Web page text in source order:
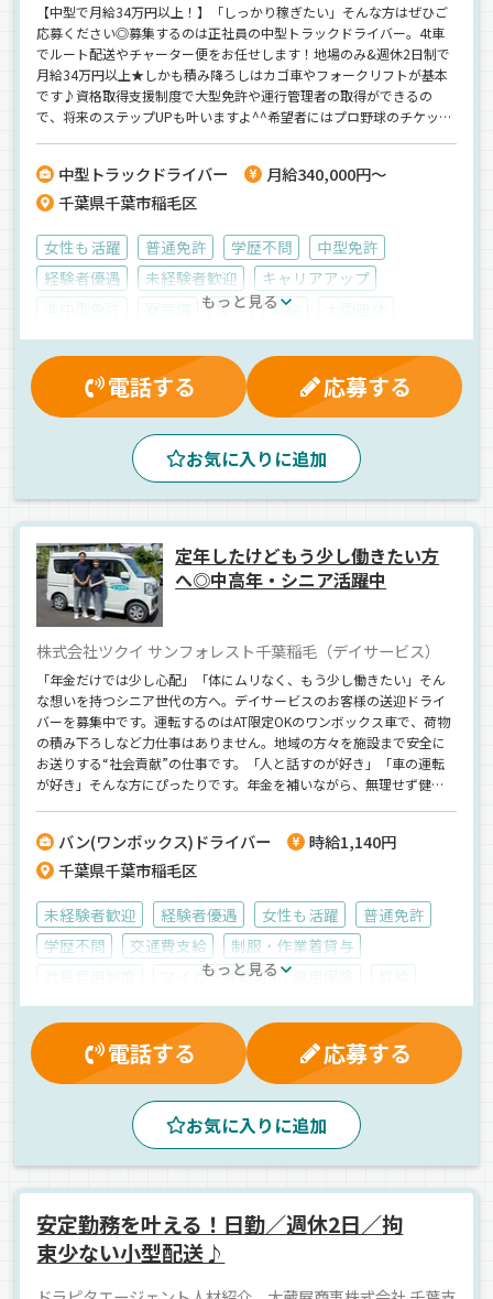
【中型で月給34万円以上！】「しっかり稼ぎたい」そんな方はぜひご
応募ください◎募集するのは正社員の中型トラックドライバー。4t車
でルート配送やチャーター便をお任せします！地場のみ&週休2日制で
月給34万円以上★しかも積み降ろしはカゴ車やフォークリフトが基本
です♪資格取得支援制度で大型免許や運行管理者の取得ができるの
で、将来のステップUPも叶いますよ^^希望者にはプロ野球のチケット
中型トラックドライバー
月給340,000円～
千葉県千葉市稲毛区
女性も活躍 普通免許 学歴不問
中型免許
経験者優遇
未経験者歓迎
キャリアアップ
賞与 昇給
資格取得制度
厚生年金 有給休暇
健康保険
雇用保険
制服・作業着貸与
労災保険
マイカー通勤可
能率評価 再雇用制度 夕方
早朝 地場 パワーゲート
新車
ドライブレコーダー
カーナビ搭載
手積み
ETC搭載
雑貨 日用品 ウィング車 正社員
もっと見る
電話する 応募する
お気に入りに追加
定年したけどもう少し働きたい方
へ◎中高年・シニア活躍中
株式会社ツクイ サンフォレスト千葉稲毛（デイサービス）
「年金だけでは少し心配」「体にムリなく、もう少し働きたい」そん
な想いを持つシニア世代の方へ。デイサービスのお客様の送迎ドライ
バーを募集中です。運転するのはAT限定OKのワンボックス車で、荷物
の積み下ろしなど力仕事はありません。地域の方々を施設まで安全に
お送りする“社会貢献”の仕事です。「人と話すのが好き」「車の運転
が好き」そんな方にぴったりです。年金を補いながら、無理せず健康
バン(ワンボックス)ドライバー
時給1,140円
千葉県千葉市稲毛区
未経験者歓迎 経験者優遇 女性も活躍
普通免許
学歴不問
交通費支給
制服・作業着貸与
マイカー通勤可
健康保険
労災保険 有給休暇
厚生年金
残業手当
昼 夕方
拠点多数
バックアイモニター装備
カーナビ搭載 AT可
ワンボックス アルバイト
もっと見る
電話する 応募する
お気に入りに追加
安定勤務を叶える！日勤／週休2日／拘
束少ない小型配送♪